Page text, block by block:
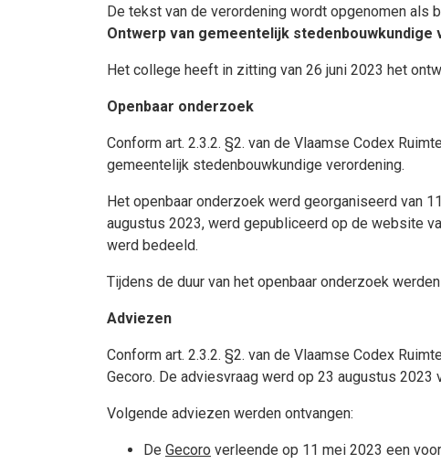
De tekst van de verordening wordt opgenomen als
Ontwerp van gemeentelijk
Het college heeft in zitting van 26 juni 2023 het
Openbaar onderzoek
Conform art. 2.3.2. §2. van de Vlaamse Codex
gemeentelijk stedenbouwkundige verordening.
Het openbaar onderzoek werd georganiseerd van
augustus 2023, werd gepubliceerd op de website
werd bedeeld.
Tijdens de duur van het openbaar onderzoek
Adviezen
Conform art. 2.3.2. §2. van de Vlaamse Codex
Gecoro. De adviesvraag werd op 23 augustus 2023
Volgende adviezen werden ontvangen:
De Gecoro verleende op 11 mei 2023 een